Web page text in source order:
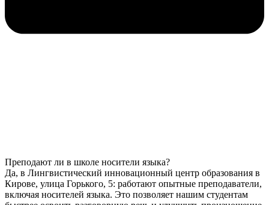
Преподают ли в школе носители языка?
Да, в Лингвистический инновационный центр образования в
Кирове, улица Горького, 5: работают опытные преподаватели,
включая носителей языка. Это позволяет нашим студентам